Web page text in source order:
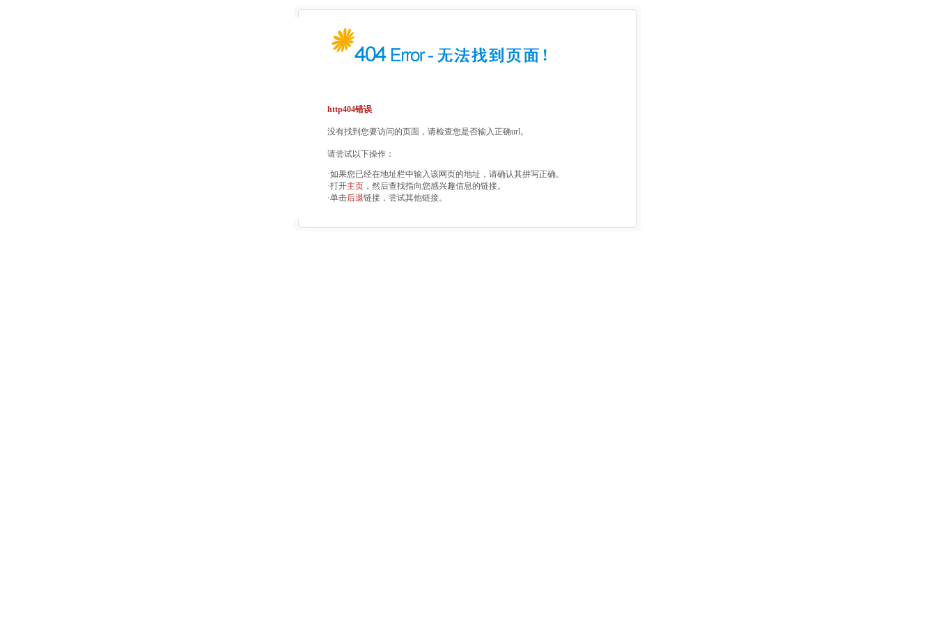
http404错误
没有找到您要访问的页面，请检查您是否输入正确url。
请尝试以下操作：
·如果您已经在地址栏中输入该网页的地址，请确认其拼写正确。
·打开主页 ，然后查找指向您感兴趣信息的链接。
·单击后退链接，尝试其他链接。